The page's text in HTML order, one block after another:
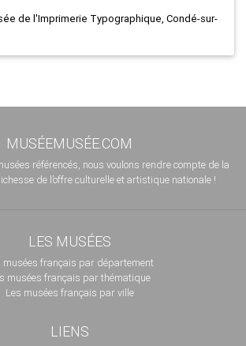
de l'Imprimerie Typographique, Condé-sur-
MUSÉEMUSÉE.COM
référencés, nous voulons rendre compte de la
de l’offre culturelle et artistique nationale !
LES MUSÉES
musées français par département
musées français par thématique
Les musées français par ville
LIENS